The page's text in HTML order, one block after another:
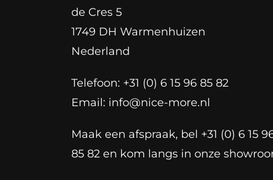
de Cres 5
1749 DH Warmenhuizen
Nederland
Telefoon: +31 (0) 6 15 96 85 82
Email: info@nice-more.nl
Maak een afspraak, bel +31 (0) 6 15
85 82 en kom langs in onze